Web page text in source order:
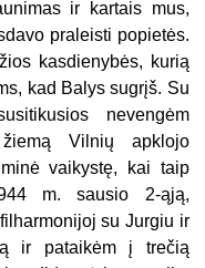
ir kartais mus,
praleisti popietės.
kasdienybės, kurią
kad Balys sugrįš. Su
nevengėm
Vilnių apklojo
vaikystę, kai taip
m. sausio 2-ąją,
su Jurgiu ir
ir pataikėm į trečią